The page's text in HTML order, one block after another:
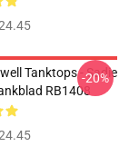
Tanktops - Sadie
RB1408
-20%